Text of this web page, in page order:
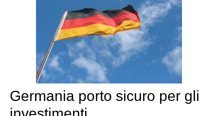
Germania porto sicuro per gli